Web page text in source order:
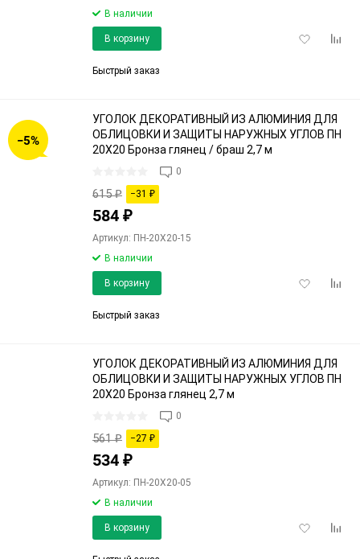
В наличии
Добавить
В корзину
Быстрый заказ
−5%
УГОЛОК ДЕКОРАТИВНЫЙ ИЗ АЛЮМИНИЯ ДЛЯ
ОБЛИЦОВКИ И ЗАЩИТЫ НАРУЖНЫХ УГЛОВ ПН
20Х20 Бронза глянец / браш 2,7 м
0
615₽ −31 ₽
584 ₽
Артикул: ПН-20Х20-15
В наличии
Добавить
В корзину
Быстрый заказ
УГОЛОК ДЕКОРАТИВНЫЙ ИЗ АЛЮМИНИЯ ДЛЯ
ОБЛИЦОВКИ И ЗАЩИТЫ НАРУЖНЫХ УГЛОВ ПН
20Х20 Бронза глянец 2,7 м
0
561₽ −27 ₽
534 ₽
Артикул: ПН-20Х20-05
В наличии
Добавить
В корзину